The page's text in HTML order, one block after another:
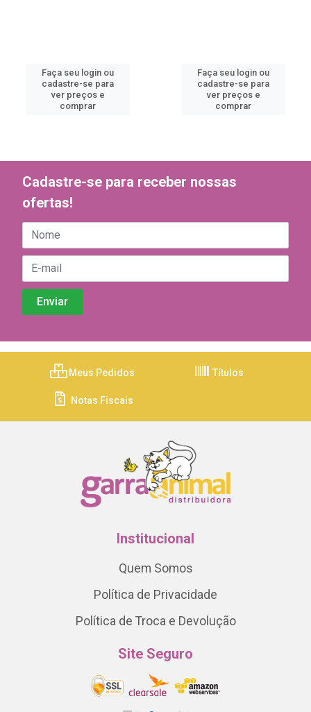
Faça seu login ou
cadastre-se para
ver preços e
comprar
Faça seu login ou
cadastre-se para
ver preços e
comprar
Cadastre-se para receber nossas
ofertas!
Meus Pedidos Títulos
Notas Fiscais
Institucional
Quem Somos
Política de Privacidade
Política de Troca e Devolução
Site Seguro